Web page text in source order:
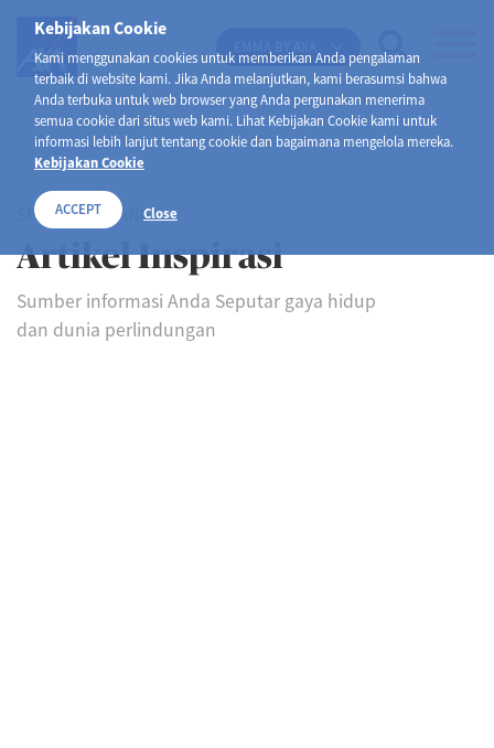
Kebijakan Cookie
Kami menggunakan cookies untuk memberikan Anda pengalaman
terbaik di website kami. Jika Anda melanjutkan, kami berasumsi bahwa
Anda terbuka untuk web browser yang Anda pergunakan menerima
semua cookie dari situs web kami. Lihat Kebijakan Cookie kami untuk
informasi lebih lanjut tentang cookie dan bagaimana mengelola mereka.
Kebijakan Cookie
ACCEPT Close
SELAMAT DATANG DI
Artikel Inspirasi
Sumber informasi Anda Seputar gaya hidup
dan dunia perlindungan